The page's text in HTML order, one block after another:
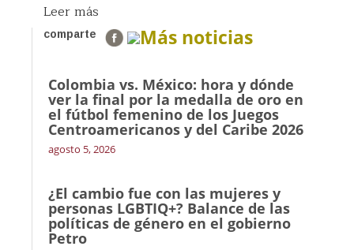
Leer más
comparte Más noticias
Colombia vs. México: hora y dónde
ver la final por la medalla de oro en
el fútbol femenino de los Juegos
Centroamericanos y del Caribe 2026
agosto 5, 2026
¿El cambio fue con las mujeres y
personas LGBTIQ+? Balance de las
políticas de género en el gobierno
Petro